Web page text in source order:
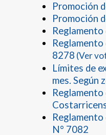
Promoción
Promoción
8278 (Ver
Límites de
mes. Según
Reglamento
N° 7082